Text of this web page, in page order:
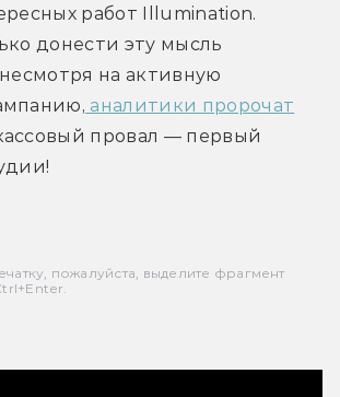
работ Illumination.
донести эту мысль
на активную
аналитики пророчат
провал — первый
пожалуйста, выделите фрагмент